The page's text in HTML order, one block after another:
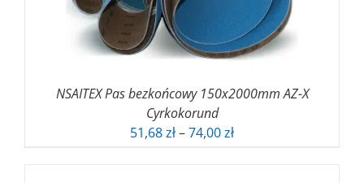
NSAITEX Pas bezkońcowy 150x2000mm AZ-X
Cyrkokorund
51,68zł–74,00złZakres